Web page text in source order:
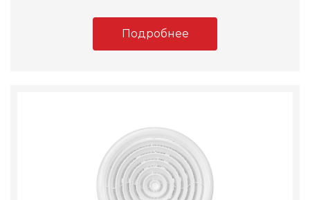
Подробнее